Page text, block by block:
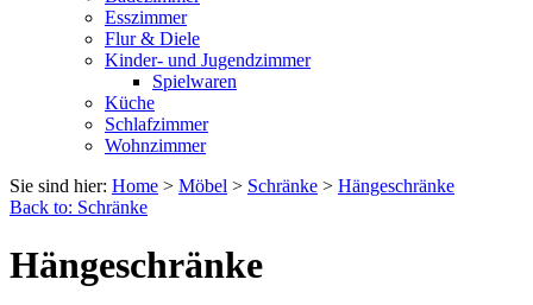
Esszimmer
Flur & Diele
Kinder- und Jugendzimmer
Spielwaren
Küche
Schlafzimmer
Wohnzimmer
Sie sind hier: Home > Möbel > Schränke > Hängeschränke
Back to: Schränke
Hängeschränke